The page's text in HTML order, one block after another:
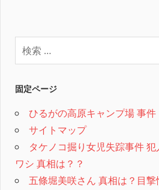
固定ページ
ひるがの高原キャンプ場 事件
サイトマップ
タケノコ掘り女児失踪事件
ワシ 真相は？？
五條堀美咲さん 真相は？目